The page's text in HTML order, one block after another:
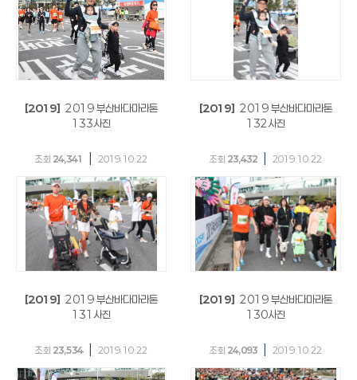
[2019] 2019 부산바다마라톤
133사진
조회 24,341 2019.10.22
[2019] 2019 부산바다마라톤
132사진
조회 23,432 2019.10.22
[2019] 2019 부산바다마라톤
131사진
조회 23,534 2019.10.22
[2019] 2019 부산바다마라톤
130사진
조회 24,093 2019.10.22